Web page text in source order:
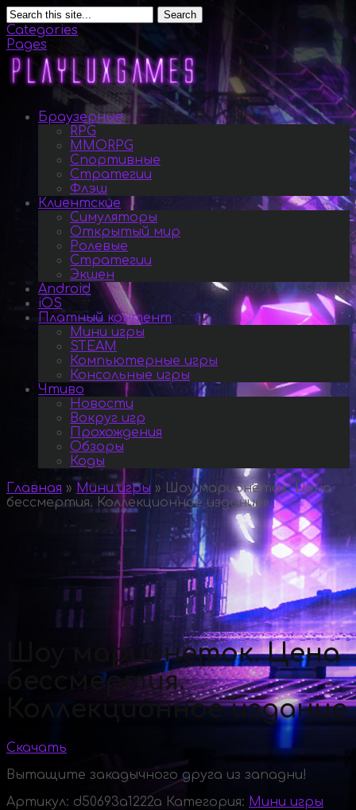
Search
Categories
Pages
Браузерные
RPG
MMORPG
Спортивные
Стратегии
Флэш
Клиентские
Симуляторы
Открытый мир
Ролевые
Стратегии
Экшен
Android
iOS
Платный контент
Мини игры
STEAM
Компьютерные игры
Консольные игры
Чтиво
Новости
Вокруг игр
Прохождения
Обзоры
Коды
Главная » Мини игры » Шоу марионеток. Цена
бессмертия. Коллекционное издание»
Шоу марионеток. Цена
бессмертия.
Коллекционное издание
Скачать
Вытащите закадычного друга из западни!
Артикул: d50693a1222a Категория: Мини игры